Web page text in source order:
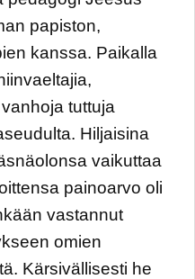
papiston,
kanssa. Paikalla
tuttuja
Hiljaisina
vaikuttaa
painoarvo oli
vastannut
omien
Kärsivällisesti he